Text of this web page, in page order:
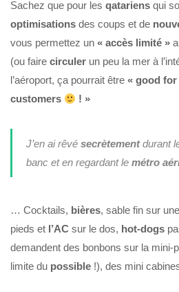
Sachez que pour les qatariens qui
optimisations des coups et de
vous permettez un « accès limité »
(ou faire circuler un peu la mer à
l’aéroport, ça pourrait être « good for
customers
! »
J’en ai rêvé secrètementdurant
banc et en regardant le métro
… Cocktails, bières, sable fin sur
pieds et l’AC sur le dos, hot-dogs
demandent des bonbons sur la mini-
limite du possible !), des mini